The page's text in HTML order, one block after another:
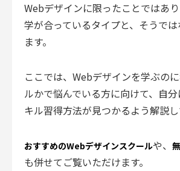
Webデザインに限ったことではあ
学が合っているタイプと、そうで
ます。
ここでは、Webデザインを学ぶの
ルかで悩んでいる方に向けて、自
キル習得方法が見つかるよう解説し
おすすめのWebデザインスクールや、
も併せてご覧いただけます。